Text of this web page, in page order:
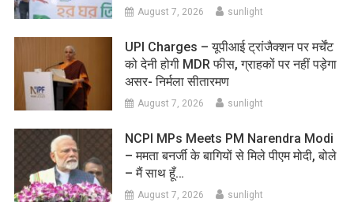
August 7, 2026 sunlight
UPI Charges – यूपीआई ट्रांजैक्शन पर मर्चेंट
को देनी होगी MDR फीस, ग्राहकों पर नहीं पड़ेगा
असर- निर्मला सीतारमण
August 7, 2026 sunlight
NCPI MPs Meets PM Narendra Modi
– ममता बनर्जी के बागियों से मिले पीएम मोदी, बोले
– मैं साथ हूँ…
August 7, 2026 sunlight